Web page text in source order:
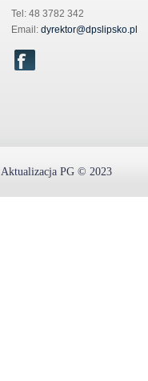
Tel: 48 3782 342
Email: dyrektor@dpslipsko.pl
Aktualizacja PG © 2023